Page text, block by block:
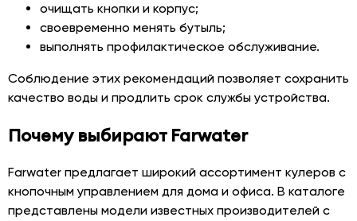
очищать кнопки и корпус;
своевременно менять бутыль;
выполнять профилактическое обслуживание.
Соблюдение этих рекомендаций позволяет сохранить
качество воды и продлить срок службы устройства.
Почему выбирают Farwater
Farwater предлагает широкий ассортимент кулеров с
кнопочным управлением для дома и офиса. В каталоге
представлены модели известных производителей с